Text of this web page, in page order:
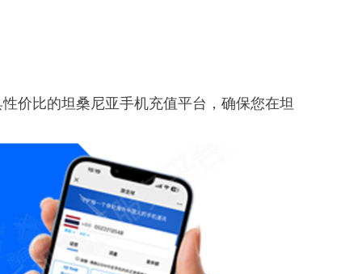
价比的坦桑尼亚手机充值平台，确保您在坦